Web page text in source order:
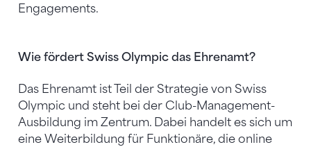
Engagements.
Wie fördert Swiss Olympic das Ehrenamt?
Das Ehrenamt ist Teil der Strategie von Swiss
Olympic und steht bei der Club-Management-
Ausbildung im Zentrum. Dabei handelt es sich um
eine Weiterbildung für Funktionäre, die online